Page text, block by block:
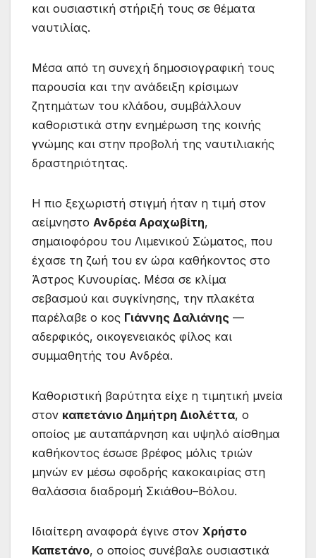
και ουσιαστική στήριξή τους σε θέματα
ναυτιλίας.
Μέσα από τη συνεχή δημοσιογραφική τους
παρουσία και την ανάδειξη κρίσιμων
ζητημάτων του κλάδου, συμβάλλουν
καθοριστικά στην ενημέρωση της κοινής
γνώμης και στην προβολή της ναυτιλιακής
δραστηριότητας.
Η πιο ξεχωριστή στιγμή ήταν η τιμή στον
αείμνηστο Ανδρέα Αραχωβίτη,
σημαιοφόρου του Λιμενικού Σώματος, που
έχασε τη ζωή του εν ώρα καθήκοντος στο
Άστρος Κυνουρίας. Μέσα σε κλίμα
σεβασμού και συγκίνησης, την πλακέτα
παρέλαβε ο κος Γιάννης Δαλιάνης —
αδερφικός, οικογενειακός φίλος και
συμμαθητής του Ανδρέα.
Καθοριστική βαρύτητα είχε η τιμητική μνεία
στον καπετάνιο Δημήτρη Διολέττα, ο
οποίος με αυταπάρνηση και υψηλό αίσθημα
καθήκοντος έσωσε βρέφος μόλις τριών
μηνών εν μέσω σφοδρής κακοκαιρίας στη
θαλάσσια διαδρομή Σκιάθου–Βόλου.
Ιδιαίτερη αναφορά έγινε στον Χρήστο
Καπετάνο, ο οποίος συνέβαλε ουσιαστικά